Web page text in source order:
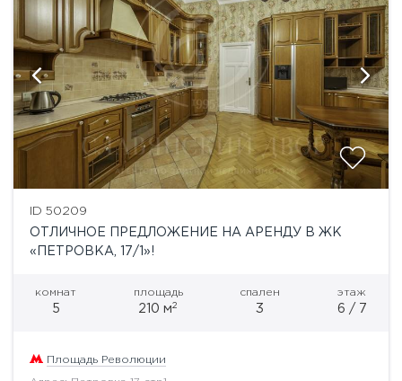
ID 50209
ОТЛИЧНОЕ ПРЕДЛОЖЕНИЕ НА АРЕНДУ В ЖК
«ПЕТРОВКА, 17/1»!
комнат
5
площадь
210 м2
спален
3
этаж
6 / 7
Площадь Революции